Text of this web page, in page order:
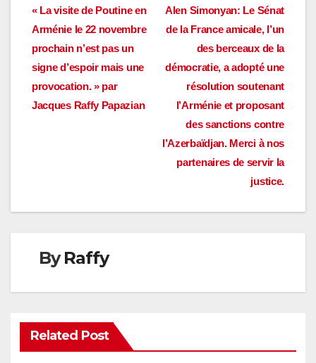
Navigation
de
l’article
Alen Simonyan: Le Sénat
de la France amicale, l’un
des berceaux de la
démocratie, a adopté une
résolution soutenant
l’Arménie et proposant
des sanctions contre
l’Azerbaïdjan. Merci à nos
partenaires de servir la
justice.
« La visite de Poutine en
Arménie le 22 novembre
prochain n’est pas un
signe d’espoir mais une
provocation. » par
Jacques Raffy Papazian
ByRaffy
Related Post